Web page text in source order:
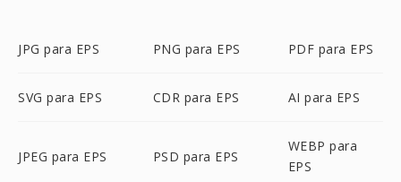
JPG para EPS PNG para EPS PDF para EPS
SVG para EPS CDR para EPS AI para EPS
JPEG para EPS PSD para EPS
WEBP para
EPS